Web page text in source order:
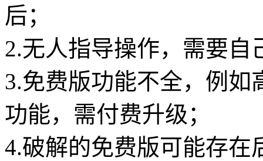
后；
2.无人指导操作，需要自
3.免费版功能不全，例
功能，需付费升级；
4.破解的免费版可能存在